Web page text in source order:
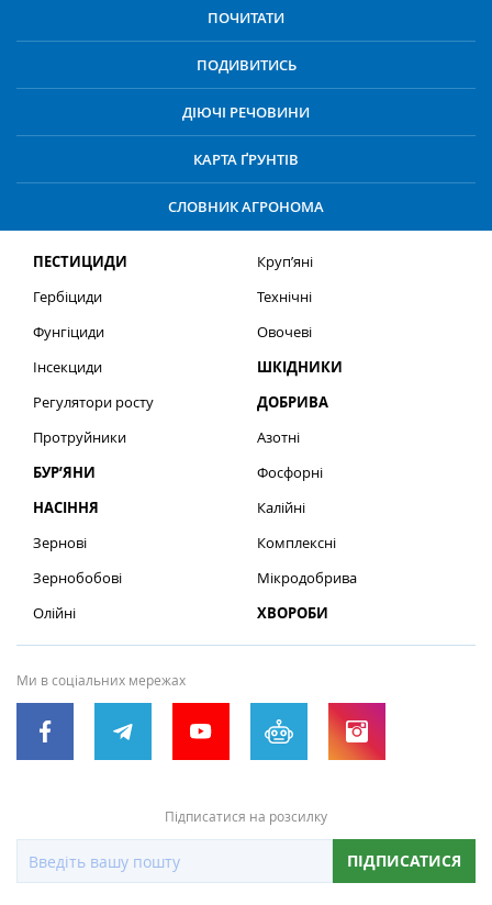
ПОЧИТАТИ
ПОДИВИТИСЬ
ДІЮЧІ РЕЧОВИНИ
КАРТА ҐРУНТІВ
СЛОВНИК АГРОНОМА
ПЕСТИЦИДИ
Гербіциди
Фунгіциди
Інсекциди
Регулятори росту
Протруйники
БУР’ЯНИ
НАСІННЯ
Зернові
Зернобобові
Олійні
Круп’яні
Технічні
Овочеві
ШКІДНИКИ
ДОБРИВА
Азотні
Фосфорні
Калійні
Комплексні
Мікродобрива
ХВОРОБИ
Ми в соціальних мережах
Підписатися на розсилку
ПІДПИСАТИСЯ